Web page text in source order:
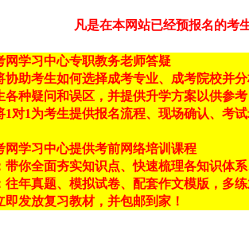
凡是在本网站已经预报名的考
网学习中心专职教务老师答疑
助考生如何选择成考专业、成考院校并分
种疑问和误区，并提供升学方案以供参考
对1为考生提供报名流程、现场确认、考试
网学习中心提供考前网络培训课程
你全面夯实知识点、快速梳理各知识体
年真题、模拟试卷、配套作文模版，多练
发放复习教材，并包邮到家！